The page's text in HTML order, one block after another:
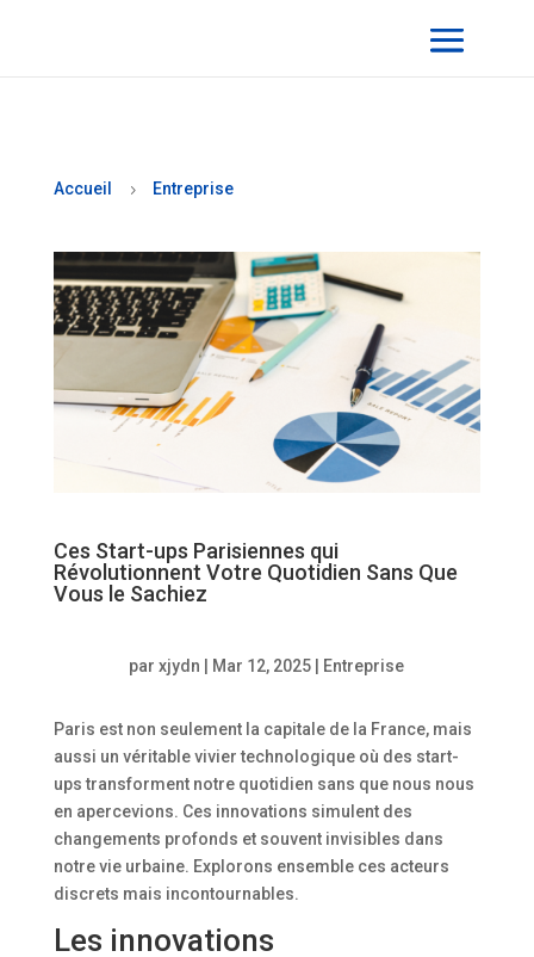
Accueil 5 Entreprise
Ces Start-ups Parisiennes qui
Révolutionnent Votre Quotidien Sans Que
Vous le Sachiez
parxjydn | Mar 12, 2025 | Entreprise
Paris est non seulement la capitale de la France, mais
aussi un véritable vivier technologique où des start-
ups transforment notre quotidien sans que nous nous
en apercevions. Ces innovations simulent des
changements profonds et souvent invisibles dans
notre vie urbaine. Explorons ensemble ces acteurs
discrets mais incontournables.
Les innovations